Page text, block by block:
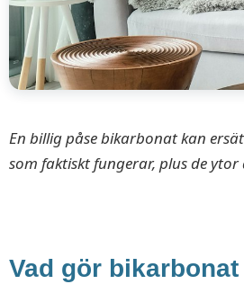
En billig påse bikarbonat kan
som faktiskt fungerar, plus de
Vad gör